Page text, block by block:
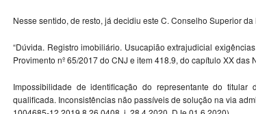
Nesse sentido, de resto, já decidiu este C. Conselho Superior
“Dúvida. Registro imobiliário. Usucapião extrajudicial
Provimento nº 65/2017 do CNJ e item 418.9, do capítulo XX das
Impossibilidade de identificação do representante do
qualificada. Inconsistências não passíveis de solução na via